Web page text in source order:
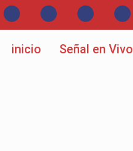
inicio Señal en Vivo